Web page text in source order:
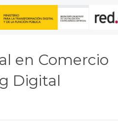
en Comercio
Digital